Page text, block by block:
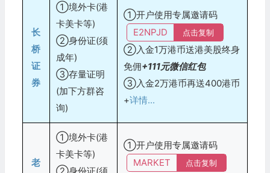
长
桥
证
券
①境外卡(港
卡美卡等)
②身份证(须
成年)
③存量证明
(加下方群咨
询)
①开户使用专属邀请码
点击复制
E2NPJD
②入金1万港币送港美股终身
免佣+111元微信红包
③入金2万港币再送400港币
+详情...
老
①境外卡(港
卡美卡等)
②身份证(须
①开户使用专属邀请码
点击复制
MARKET